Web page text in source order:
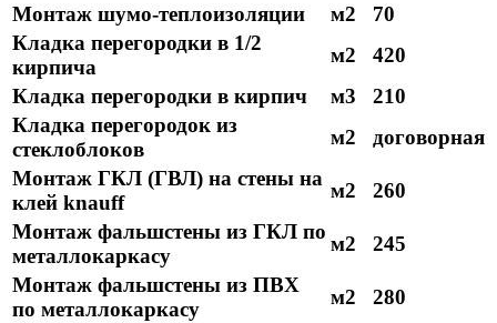
Монтаж шумо-теплоизоляции м2
70
Кладка перегородки в 1/2
кирпича
м2
420
Кладка перегородки в кирпич
м3
210
Кладка перегородок из
стеклоблоков
м2
договорная
Монтаж ГКЛ (ГВЛ) на стены на
клей knauff
м2
260
Монтаж фальшстены из ГКЛ по
металлокаркасу
м2
245
Монтаж фальшстены из ПВХ
по металлокаркасу
м2
280